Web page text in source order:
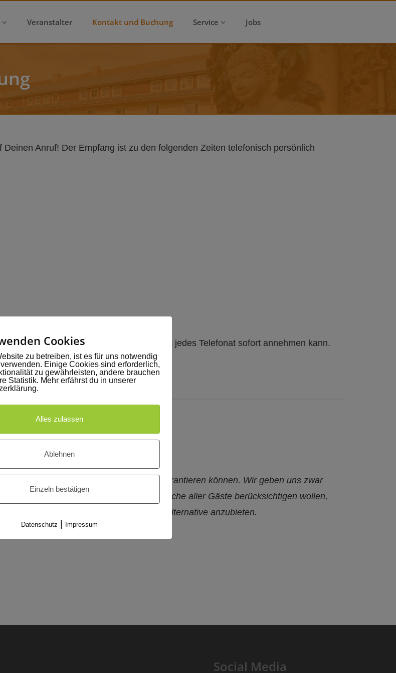
Veranstalter Kontakt und Buchung Service Jobs
Anruf! Der Empfang ist zu den folgenden Zeiten telefonisch persönlich
mit großen Gruppen der Empfang nicht jedes Telefonat sofort annehmen kann.
zurück.
Zimmerbuchung
Online-Buchung.
bei der Reservierung garantieren können. Wir geben uns zwar
Aber da wir natürlich die Wünsche aller Gäste berücksichtigen wollen,
um Dir dann die bestmögliche Alternative anzubieten.
Deinen Spam-Ordner.)
Social Media
Cookies
zu betreiben, ist es für uns notwendig
Einige Cookies sind erforderlich,
zu gewährleisten, andere brauchen
Statistik. Mehr erfährst du in unserer
Alles zulassen
Ablehnen
Einzeln bestätigen
Datenschutz Impressum